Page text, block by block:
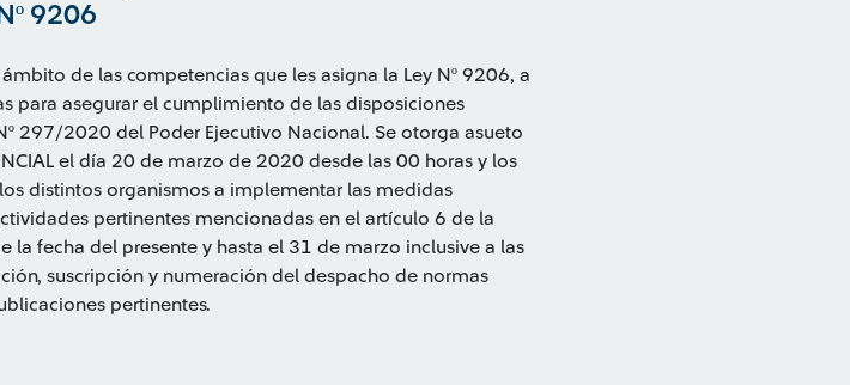
9206
de las competencias que les asigna la Ley Nº 9206, a
para asegurar el cumplimiento de las disposiciones
297/2020 del Poder Ejecutivo Nacional. Se otorga asueto
el día 20 de marzo de 2020 desde las 00 horas y los
distintos organismos a implementar las medidas
pertinentes mencionadas en el artículo 6 de la
fecha del presente y hasta el 31 de marzo inclusive a las
suscripción y numeración del despacho de normas
pertinentes.